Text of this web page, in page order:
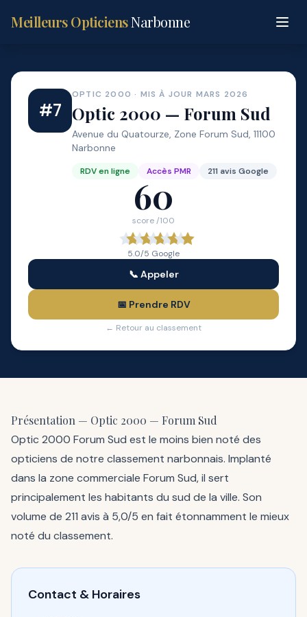
Meilleurs OpticiensNarbonne
#7
OPTIC 2000 · MIS À JOUR MARS 2026
Optic 2000 — Forum Sud
Avenue du Quatourze, Zone Forum Sud, 11100
Narbonne
RDV en ligne Accès PMR 211 avis Google
60
score /100
5.0/5 Google
📞 Appeler
📅 Prendre RDV
← Retour au classement
Présentation — Optic 2000 — Forum Sud
Optic 2000 Forum Sud est le moins bien noté des
opticiens de notre classement narbonnais. Implanté
dans la zone commerciale Forum Sud, il sert
principalement les habitants du sud de la ville. Son
volume de 211 avis à 5,0/5 en fait étonnamment le mieux
noté du classement.
Contact & Horaires